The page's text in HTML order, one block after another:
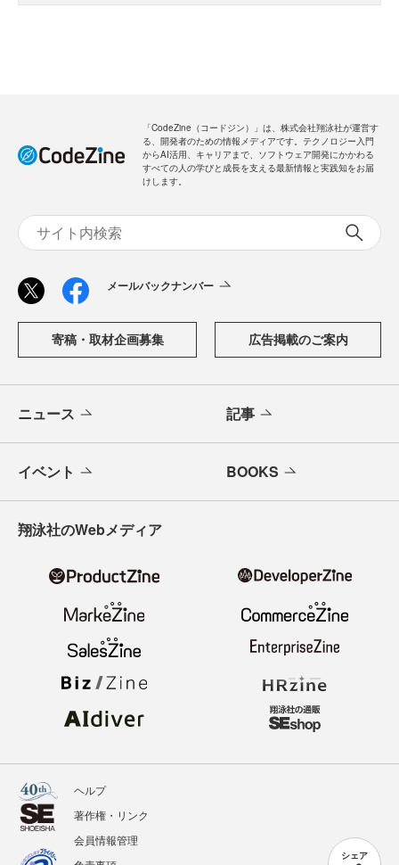
シェア
「CodeZine（コードジン）」は、株式会社翔泳社が運営す
る、開発者のための情報メディアです。テクノロジー入門
からAI活用、キャリアまで、ソフトウェア開発にかかわる
すべての人の学びと成長を支える最新情報と実践知をお届
けします。
メールバックナンバー
寄稿・取材企画募集 広告掲載のご案内
ニュース 記事
イベント BOOKS
翔泳社のWebメディア
ヘルプ
著作権・リンク
会員情報管理